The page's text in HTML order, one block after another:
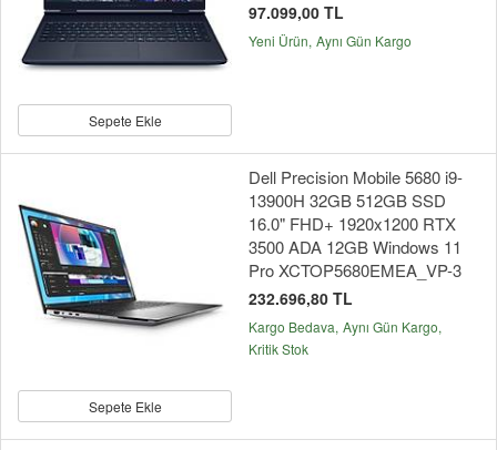
Sepete Ekle
97.099,00 TL
Yeni Ürün Aynı Gün Kargo
Sepete Ekle
Dell Precision Mobile 5680 i9-
13900H 32GB 512GB SSD
16.0" FHD+ 1920x1200 RTX
3500 ADA 12GB Windows 11
Pro XCTOP5680EMEA_VP-3
232.696,80 TL
Kargo Bedava Aynı Gün Kargo
Kritik Stok